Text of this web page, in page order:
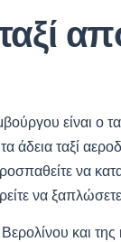
είναι ο
άδεια ταξί
να
να
και